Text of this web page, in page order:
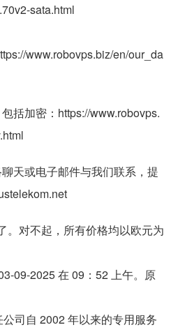
sata.html
www.robovps.biz/en/our_da
括加密：https://www.robovps.
天或电子邮件与我们联系，提
。对不起，所有价格均以欧元为
09-2025 在 09：52 上午。原
司自 2002 年以来的专用服务